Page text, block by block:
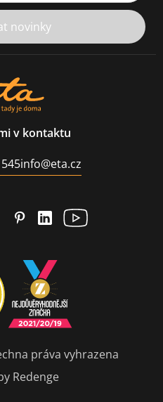
novinky
v kontaktu
info@eta.cz
práva vyhrazena
Redenge